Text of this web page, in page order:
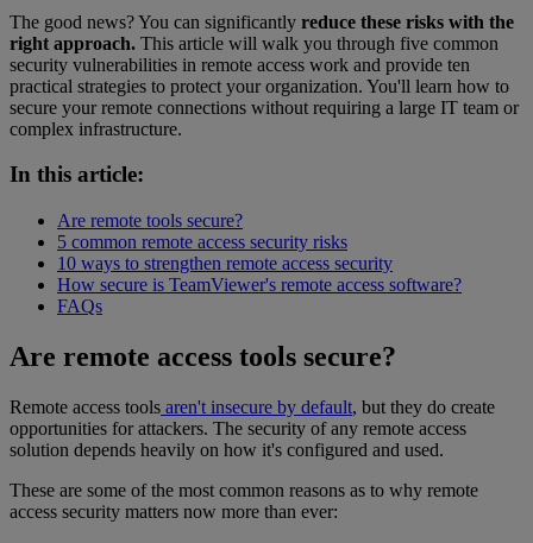
The good news? You can significantly reduce these risks with the
right approach. This article will walk you through five common
security vulnerabilities in remote access work and provide ten
practical strategies to protect your organization. You'll learn how to
secure your remote connections without requiring a large IT team or
complex infrastructure.
In this article:
Are remote tools secure?
5 common remote access security risks
10 ways to strengthen remote access security
How secure is TeamViewer's remote access software?
FAQs
Are remote access tools secure?
Remote access tools aren't insecure by default, but they do create
opportunities for attackers. The security of any remote access
solution depends heavily on how it's configured and used.
These are some of the most common reasons as to why remote
access security matters now more than ever: